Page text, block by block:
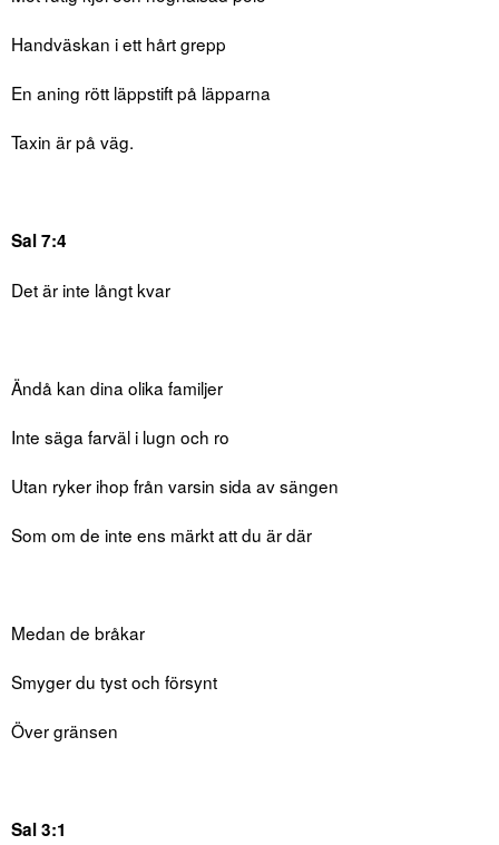
Handväskan i ett hårt grepp
En aning rött läppstift på läpparna
Taxin är på väg.
Sal 7:4
Det är inte långt kvar
Ändå kan dina olika familjer
Inte säga farväl i lugn och ro
Utan ryker ihop från varsin sida av sängen
Som om de inte ens märkt att du är där
Medan de bråkar
Smyger du tyst och försynt
Över gränsen
Sal 3:1